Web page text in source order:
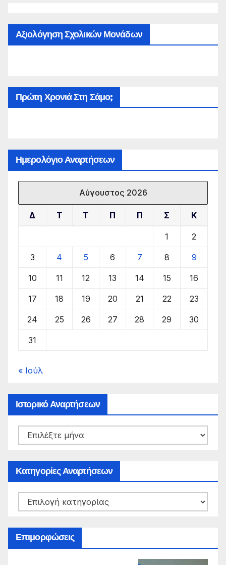
Αξιολόγηση Σχολικών Μονάδων
Πρώτη Χρονιά Στη Σάμο;
Ημερολόγιο Αναρτήσεων
Αύγουστος 2026
Δ Τ Τ Π Π Σ Κ
1 2
3 4 5 6 7 8 9
10 11 12 13 14 15 16
17 18 19 20 21 22 23
24 25 26 27 28 29 30
31
« Ιούλ
Ιστορικό Αναρτήσεων
Ιστορικό
Αναρτήσεων
Κατηγορίες Αναρτήσεων
Κατηγορίες
Αναρτήσεων
Επιμορφώσεις